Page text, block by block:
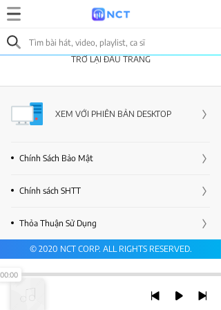
TRỞ LẠI ĐẦU TRANG
XEM VỚI PHIÊN BẢN DESKTOP
Chính Sách Bảo Mật
Chính sách SHTT
Thỏa Thuận Sử Dụng
© 2020 NCT CORP. ALL RIGHTS RESERVED.
00:00